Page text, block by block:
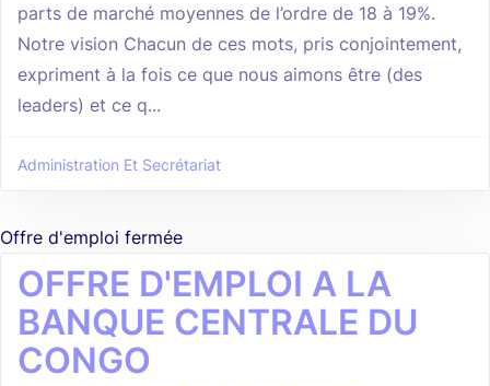
parts de marché moyennes de l’ordre de 18 à 19%.
Notre vision Chacun de ces mots, pris conjointement,
expriment à la fois ce que nous aimons être (des
leaders) et ce q...
Administration Et Secrétariat
Offre d'emploi fermée
OFFRE D'EMPLOI A LA
BANQUE CENTRALE DU
CONGO